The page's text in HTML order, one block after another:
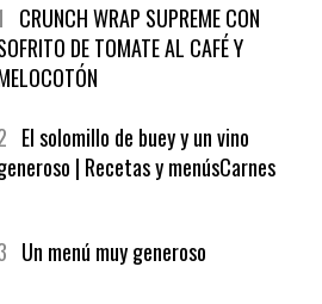
CRUNCH WRAP SUPREME CON
DE TOMATE AL CAFÉ Y
El solomillo de buey y un vino
| Recetas y menúsCarnes
Un menú muy generoso